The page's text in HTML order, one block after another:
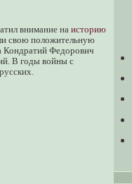
внимание на историю
свою положительную
Кондратий Федорович
В годы войны с